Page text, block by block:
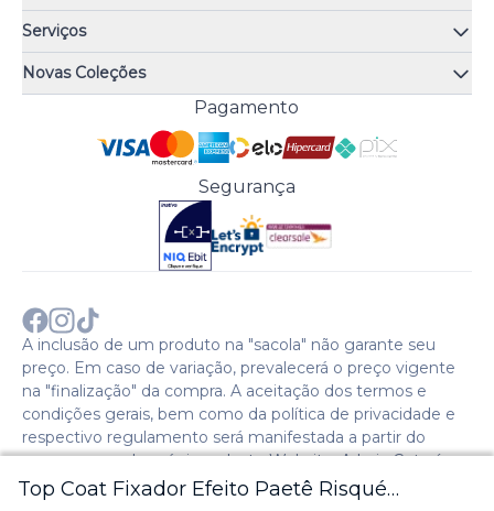
Top Coat Fixador Efeito Paetê Risqué
Quem somos
Quiz de fragrâncias
Trocas e Devoluções
Troque Fácil
Perguntas Frequentes
Política de Pagamento
Política de Entrega
Política de Privacidade
Comprar com CNPJ?
Sobre a COTY no mundo
Serviços
Atendimento
Meus Pedidos
Trabalhe Conosco
Preferências de Cookies
Novas Coleções
Cenoura & Bronze
Pagamento
Segurança
A inclusão de um produto na "sacola" não garante seu
preço. Em caso de variação, prevalecerá o preço vigente
na "finalização" da compra. A aceitação dos termos e
condições gerais, bem como da política de privacidade e
respectivo regulamento será manifestada a partir do
acesso e uso das páginas deste Website. A Loja Coty é
operada pela Social S.A. | CNPJ: 28.511.223/0007-28 |
Endereço: Avenida Caio Cotrim,46. Galpão 1. Itaqui. Itapevi,